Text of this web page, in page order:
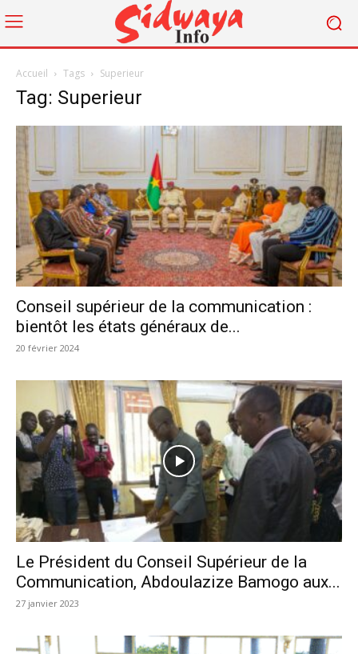
Accueil Tags Superieur
Tag: Superieur
Conseil supérieur de la communication :
bientôt les états généraux de...
20 février 2024
Le Président du Conseil Supérieur de la
Communication, Abdoulazize Bamogo aux...
27 janvier 2023